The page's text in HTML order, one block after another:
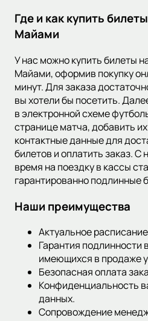
Где и как купить
Майами
У нас можно купить билеты
Майами, оформив покупку
минут. Для заказа
вы хотели бы посетить.
в электронной схеме
странице матча, добавить
контактные данные для
билетов и оплатить заказ.
время на поездку в кассы
гарантированно подлинные
Наши преимущества
Актуальное
Гарантия подлинности
имеющихся в продаже
Безопасная оплата
Конфиденциальность
данных.
Сопровождение